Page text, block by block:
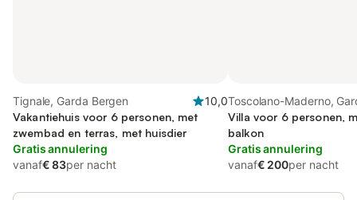
Tignale, Garda Bergen
10,0
Vakantiehuis voor 6 personen, met
zwembad en terras, met huisdier
Gratis annulering
vanaf€ 83per nacht
Toscolano-Maderno,
Villa voor 6 personen,
balkon
Gratis annulering
vanaf€ 200per nacht